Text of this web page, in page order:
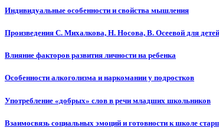
Индивидуальные особенности и свойства мышления
Произведения С. Михалкова, Н. Носова, В. Осеевой для
Влияние факторов развития личности на ребенка
Особенности алкоголизма и наркомании у подростков
Употребление «добрых» слов в речи младших школьников
Взаимосвязь социальных эмоций и готовности к школе